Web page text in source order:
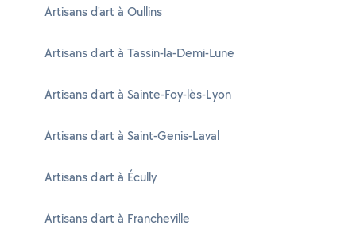
Artisans d'art à Oullins
Artisans d'art à Tassin-la-Demi-Lune
Artisans d'art à Sainte-Foy-lès-Lyon
Artisans d'art à Saint-Genis-Laval
Artisans d'art à Écully
Artisans d'art à Francheville